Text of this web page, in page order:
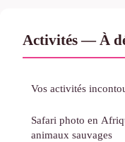
Activités — À
Vos activités
Safari photo en
animaux sauvages